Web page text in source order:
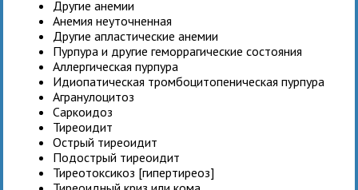
Другие анемии
Анемия неуточненная
Другие апластические анемии
Пурпура и другие геморрагические состояния
Аллергическая пурпура
Идиопатическая тромбоцитопеническая пурпура
Агранулоцитоз
Саркоидоз
Тиреоидит
Острый тиреоидит
Подострый тиреоидит
Тиреотоксикоз [гипертиреоз]